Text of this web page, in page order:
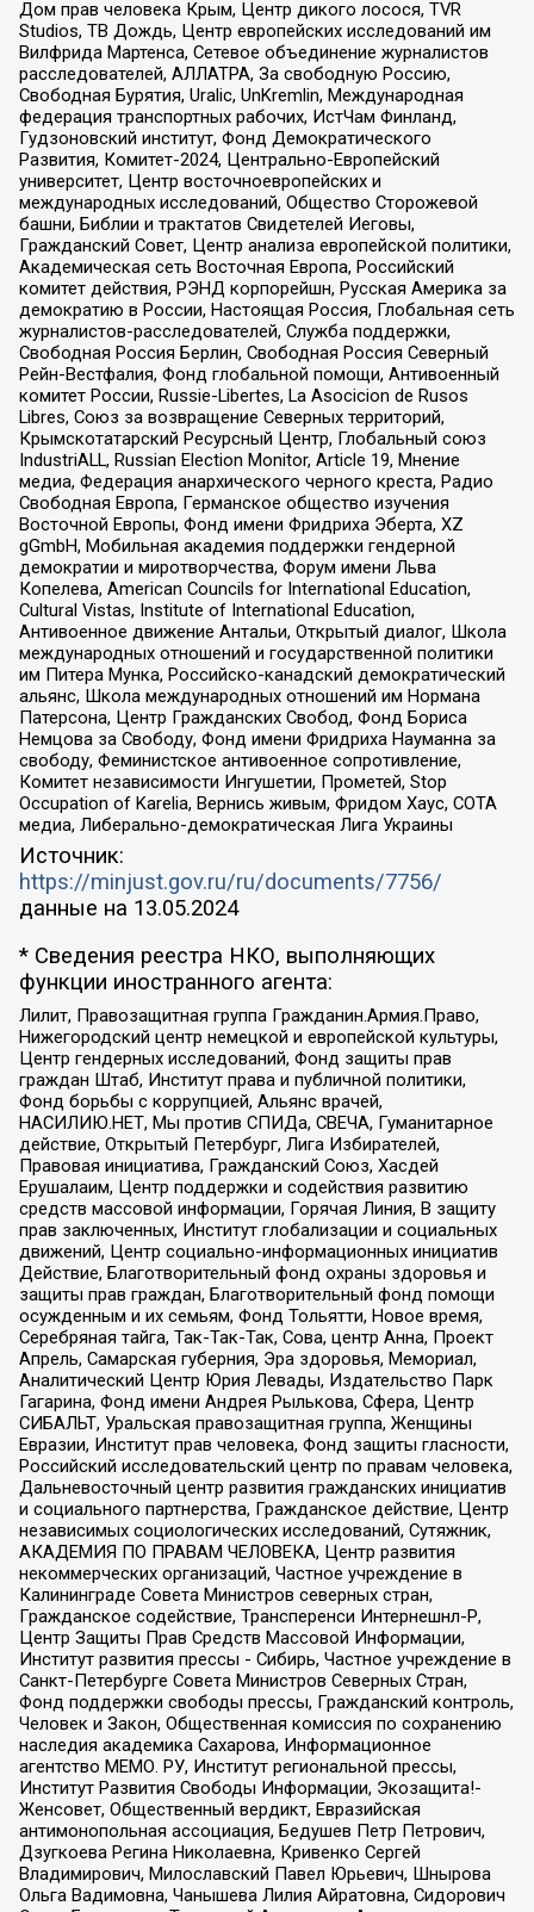
Дом прав человека Крым, Центр дикого лосося, TVR
Studios, ТВ Дождь, Центр европейских исследований им
Вилфрида Мартенса, Сетевое объединение журналистов
расследователей, АЛЛАТРА, За свободную Россию,
Свободная Бурятия, Uralic, UnKremlin, Международная
федерация транспортных рабочих, ИстЧам Финланд,
Гудзоновский институт, Фонд Демократического
Развития, Комитет-2024, Центрально-Европейский
университет, Центр восточноевропейских и
международных исследований, Общество Сторожевой
башни, Библии и трактатов Свидетелей Иеговы,
Гражданский Совет, Центр анализа европейской политики,
Академическая сеть Восточная Европа, Российский
комитет действия, РЭНД корпорейшн, Русская Америка за
демократию в России, Настоящая Россия, Глобальная сеть
журналистов-расследователей, Служба поддержки,
Свободная Россия Берлин, Свободная Россия Северный
Рейн-Вестфалия, Фонд глобальной помощи, Антивоенный
комитет России, Russie-Libertes, La Asocicion de Rusos
Libres, Союз за возвращение Северных территорий,
Крымскотатарский Ресурсный Центр, Глобальный союз
IndustriALL, Russian Election Monitor, Article 19, Мнение
медиа, Федерация анархического черного креста, Радио
Свободная Европа, Германское общество изучения
Восточной Европы, Фонд имени Фридриха Эберта, XZ
gGmbH, Мобильная академия поддержки гендерной
демократии и миротворчества, Форум имени Льва
Копелева, American Councils for International Education,
Cultural Vistas, Institute of International Education,
Антивоенное движение Антальи, Открытый диалог, Школа
международных отношений и государственной политики
им Питера Мунка, Российско-канадский демократический
альянс, Школа международных отношений им Нормана
Патерсона, Центр Гражданских Свобод, Фонд Бориса
Немцова за Свободу, Фонд имени Фридриха Науманна за
свободу, Феминистское антивоенное сопротивление,
Комитет независимости Ингушетии, Прометей, Stop
Occupation of Karelia, Вернись живым, Фридом Хаус, СОТА
медиа, Либерально-демократическая Лига Украины
Источник:
https://minjust.gov.ru/ru/documents/7756/
данные на 13.05.2024
* Сведения реестра НКО, выполняющих
функции иностранного агента:
Лилит, Правозащитная группа Гражданин.Армия.Право,
Нижегородский центр немецкой и европейской культуры,
Центр гендерных исследований, Фонд защиты прав
граждан Штаб, Институт права и публичной политики,
Фонд борьбы с коррупцией, Альянс врачей,
НАСИЛИЮ.НЕТ, Мы против СПИДа, СВЕЧА, Гуманитарное
действие, Открытый Петербург, Лига Избирателей,
Правовая инициатива, Гражданский Союз, Хасдей
Ерушалаим, Центр поддержки и содействия развитию
средств массовой информации, Горячая Линия, В защиту
прав заключенных, Институт глобализации и социальных
движений, Центр социально-информационных инициатив
Действие, Благотворительный фонд охраны здоровья и
защиты прав граждан, Благотворительный фонд помощи
осужденным и их семьям, Фонд Тольятти, Новое время,
Серебряная тайга, Так-Так-Так, Сова, центр Анна, Проект
Апрель, Самарская губерния, Эра здоровья, Мемориал,
Аналитический Центр Юрия Левады, Издательство Парк
Гагарина, Фонд имени Андрея Рылькова, Сфера, Центр
СИБАЛЬТ, Уральская правозащитная группа, Женщины
Евразии, Институт прав человека, Фонд защиты гласности,
Российский исследовательский центр по правам человека,
Дальневосточный центр развития гражданских инициатив
и социального партнерства, Гражданское действие, Центр
независимых социологических исследований, Сутяжник,
АКАДЕМИЯ ПО ПРАВАМ ЧЕЛОВЕКА, Центр развития
некоммерческих организаций, Частное учреждение в
Калининграде Совета Министров северных стран,
Гражданское содействие, Трансперенси Интернешнл-Р,
Центр Защиты Прав Средств Массовой Информации,
Институт развития прессы - Сибирь, Частное учреждение в
Санкт-Петербурге Совета Министров Северных Стран,
Фонд поддержки свободы прессы, Гражданский контроль,
Человек и Закон, Общественная комиссия по сохранению
наследия академика Сахарова, Информационное
агентство МЕМО. РУ, Институт региональной прессы,
Институт Развития Свободы Информации, Экозащита!-
Женсовет, Общественный вердикт, Евразийская
антимонопольная ассоциация, Бедушев Петр Петрович,
Дзугкоева Регина Николаевна, Кривенко Сергей
Владимирович, Милославский Павел Юрьевич, Шнырова
Ольга Вадимовна, Чанышева Лилия Айратовна, Сидорович